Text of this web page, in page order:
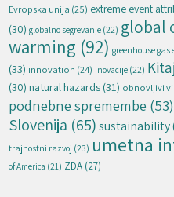
Evropska unija (25) extreme event
(30) globalno segrevanje (22) global
warming (92) greenhouse gas
(33) innovation (24) inovacije (22)
(30) natural hazards (31) obnovljivi
podnebne spremembe (53)
Slovenija (65) sustainability
trajnostni razvoj (23) umetna
of America (21) ZDA (27)